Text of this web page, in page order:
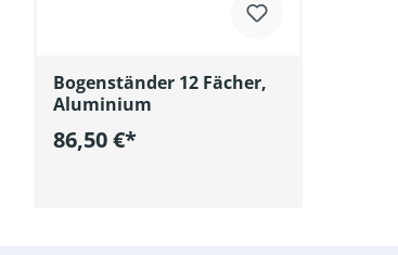
Bogenständer 12 Fächer,
Aluminium
86,50 €*